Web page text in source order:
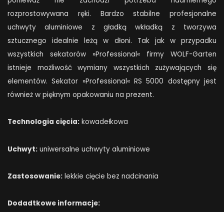
rozprostowywana ręki. Bardzo stabilne profesjonalne
uchwyty aluminiowe z gładką wkładką z tworzywa
sztucznego idealnie leżą w dłoni. Tak jak w przypadku
wszystkich sekatorów »Professional« firmy WOLF-Garten
istnieje możliwość wymiany wszystkich zużywających się
elementów. Sekator »Professional« RS 5000 dostępny jest
również w pięknym opakowaniu na prezent.
Technologia cięcia: kowadełkowa
Uchwyt: uniwersalne uchwyty aluminiowe
Zastosowanie: lekkie cięcie bez nadcinania
Dodadtkowe informacje: